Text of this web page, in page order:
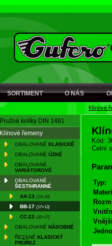
SORTIMENT O NÁS
Klínové
Pružné kolíky DIN 1481
Klínové řemeny
OBALOVANÉ KLASICKÉ
OBALOVANÉ ÚZKÉ
OBALOVANÉ
VARIÁTOROVÉ
OBALOVANÉ
ŠESTIHRANNÉ
AA-13 (13×10)
BB-17 (17×13)
CC-22 (22×17)
OBALOVANÉ NÁSOBNÉ
ŘEZANÉ KLASICKÝ
PRŮŘEZ
Kód:
Celní
Typ: